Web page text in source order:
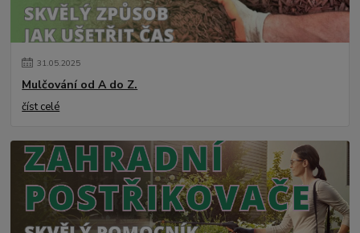
31.05.2025
Mulčování od A do Z.
číst celé